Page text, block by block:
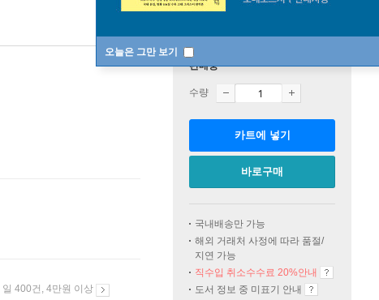
오늘은 그만 보기
일 400건, 4만원 이상
판매중
수량
카트에 넣기
바로구매
국내배송만 가능
해외 거래처 사정에 따라 품절/
지연 가능
직수입 취소수수료 20%안내
도서 정보 중 미표기 안내